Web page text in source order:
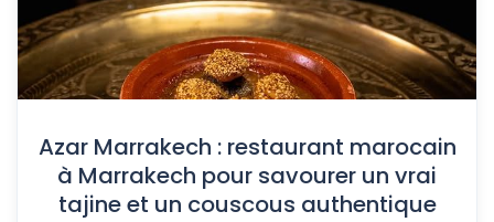
Azar Marrakech : restaurant marocain
à Marrakech pour savourer un vrai
tajine et un couscous authentique